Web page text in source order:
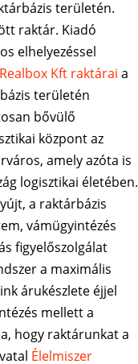
területén.
raktár. Kiadó
elhelyezéssel
Realbox Kft raktárai a
területén
bővülő
központ az
amely azóta is
logisztikai életében.
a raktárbázis
vámügyintézés
figyelőszolgálat
a maximális
árukészlete éjjel
mellett a
hogy raktárunkat a
Élelmiszer